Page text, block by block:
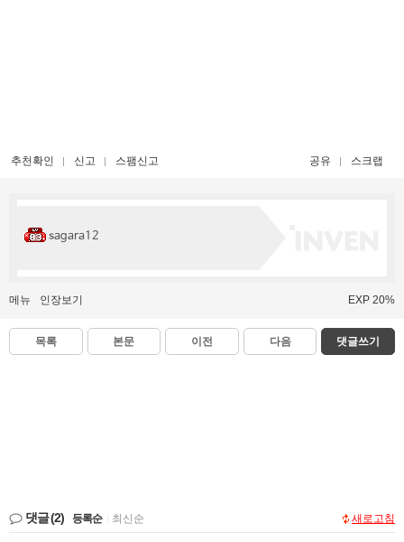
추천확인 신고 스팸신고 공유 스크랩
sagara12
메뉴 인장보기 EXP 20%
목록 본문 이전 다음 댓글쓰기
댓글(2) 등록순 최신순 새로고침